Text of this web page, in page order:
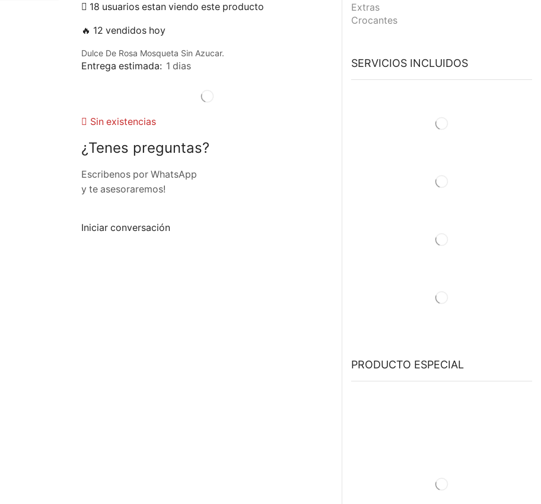
18 usuarios estan viendo este producto
🔥 12 vendidos hoy
Dulce De Rosa Mosqueta Sin Azucar.
Entrega estimada: 1 dias
Sin existencias
¿Tenes preguntas?
Escribenos por WhatsApp
y te asesoraremos!
Iniciar conversación
SERVICIOS INCLUIDOS
PRODUCTO ESPECIAL